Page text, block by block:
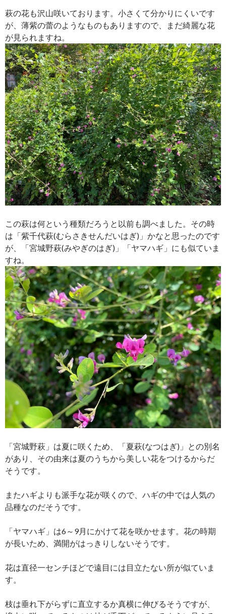
萩の花も沢山咲いております。小さくて分かりにくいです
が、薄紫の蕾のようなものもありますので、まだ綺麗な花
が見られますね。
この萩は何という種類だろうと以前も調べました。その時
は「紫千代萩(むらさきせんだいはぎ)」かなと思ったのです
が、「宮城野萩(みやぎのはぎ)」「ヤマハギ」にも似ていま
すね。
「宮城野萩」は夏に咲くため、「夏萩(なつはぎ)」との別名
があり、その由来は夏のうちから美しい花をつけるからだ
そうです。
またハギよりも派手な花が咲くので、ハギの中では人気の
品種なのだそうです。
「ヤマハギ」は6～9月にかけて花を咲かせます。花の時期
が長いため、満開がはっきりしないそうです。
花は直径一センチほどで遠目には目立たない所が似ていま
す。
枝は垂れ下がらずに直立するか真横に伸びるそうですが、